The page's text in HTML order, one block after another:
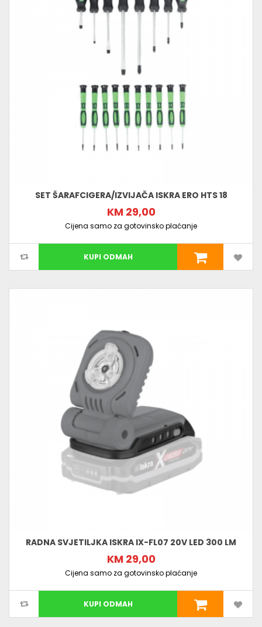
SET ŠARAFCIGERA/IZVIJAČA ISKRA ERO HTS 18
KM 29,00
Cijena samo za gotovinsko plaćanje
KUPI ODMAH
RADNA SVJETILJKA ISKRA IX-FL07 20V LED 300 LM
KM 29,00
Cijena samo za gotovinsko plaćanje
KUPI ODMAH